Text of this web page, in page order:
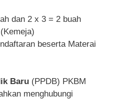
dan 2 x 3 = 2 buah
beserta Materai
Baru (PPDB) PKBM
menghubungi